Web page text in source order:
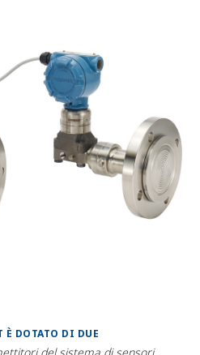
È DOTATO DI DUE